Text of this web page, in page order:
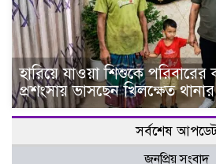
হারিয়ে যাওয়া শিশুকে পরিবারের
প্রশংসায় ভাসছেন খিলক্ষেত
সর্বশেষ
জনপ্রিয় সংবাদ